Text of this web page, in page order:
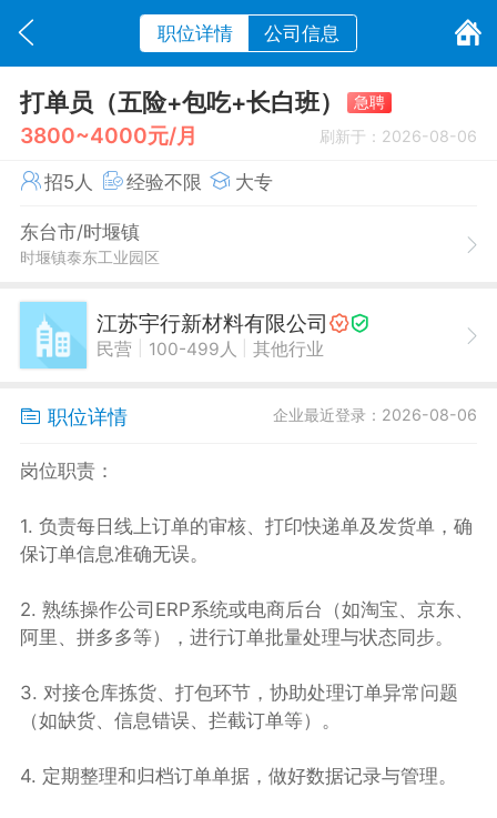
职位详情 公司信息
打单员（五险+包吃+长白班） 急聘
3800~4000元/月 刷新于：2026-08-06
招5人 经验不限 大专
东台市/时堰镇
时堰镇泰东工业园区
江苏宇行新材料有限公司
民营 100-499人 其他行业
职位详情 企业最近登录：2026-08-06
岗位职责：
1. 负责每日线上订单的审核、打印快递单及发货单，确
保订单信息准确无误。
2. 熟练操作公司ERP系统或电商后台（如淘宝、京东、
阿里、拼多多等），进行订单批量处理与状态同步。
3. 对接仓库拣货、打包环节，协助处理订单异常问题
（如缺货、信息错误、拦截订单等）。
4. 定期整理和归档订单单据，做好数据记录与管理。